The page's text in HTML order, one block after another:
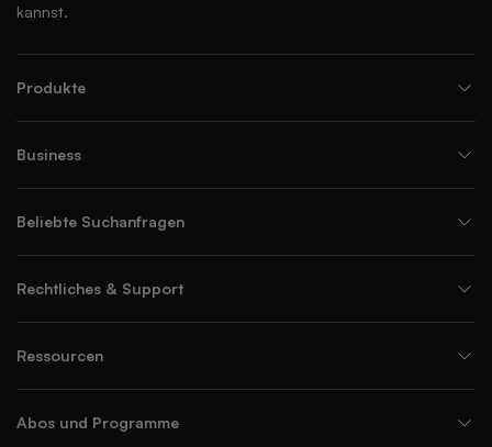
kannst.
Produkte
Business
Beliebte Suchanfragen
Rechtliches & Support
Ressourcen
Abos und Programme